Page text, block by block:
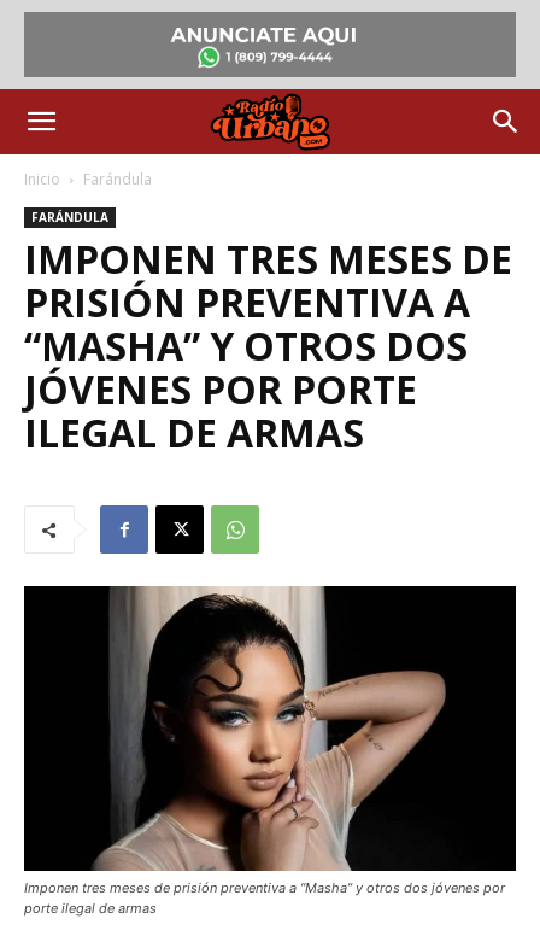
Inicio Farándula
FARÁNDULA
IMPONEN TRES MESES DE
PRISIÓN PREVENTIVA A
“MASHA” Y OTROS DOS
JÓVENES POR PORTE
ILEGAL DE ARMAS
Imponen tres meses de prisión preventiva a “Masha” y otros dos jóvenes por
porte ilegal de armas